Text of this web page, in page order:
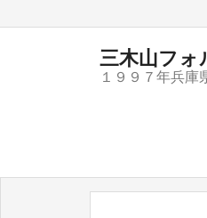
三木山フォ
１９９７年兵庫